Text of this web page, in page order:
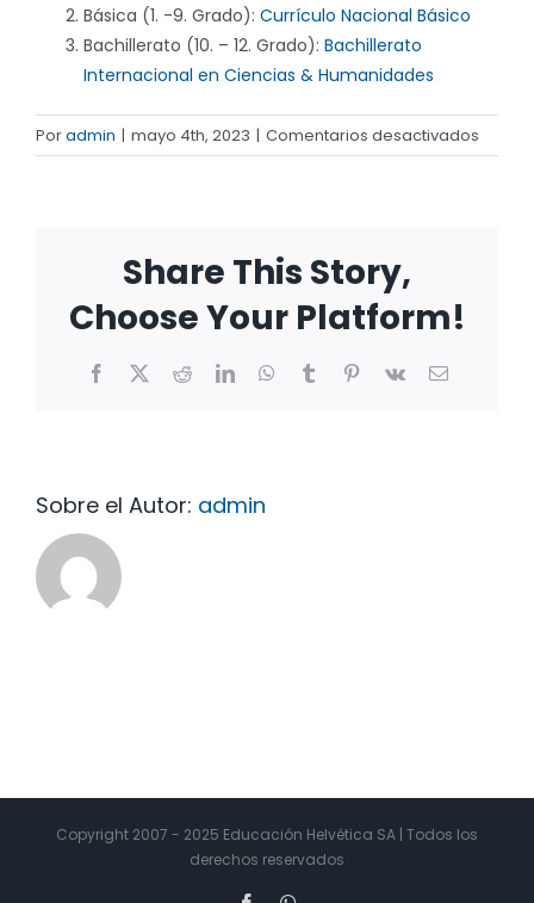
Básica (1. -9. Grado): Currículo Nacional Básico
Bachillerato (10. – 12. Grado): Bachillerato
Internacional en Ciencias & Humanidades
Poradmin | mayo 4th, 2023 | Comentarios desactivados
¿Cuál
Share This Story,
Choose Your Platform!
Facebook
X RedditLinkedInWhatsApp
TumblrPinterest
Vk
Correo
Sobre el Autor: admin
Copyright 2007 - 2025 Educación Helvética SA | Todos los
derechos reservados